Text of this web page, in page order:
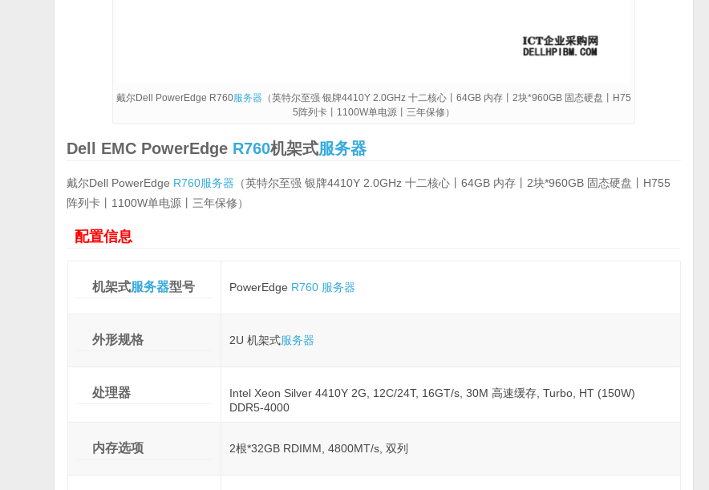
戴尔Dell PowerEdge R760服务器 （英特尔至强 银牌4410Y 2.0GHz 十二核心丨64GB 内存丨2块*960GB 固态硬盘丨H75
5阵列卡丨1100W单电源丨三年保修）
Dell EMC PowerEdge R760机架式服务器
戴尔Dell PowerEdge R760服务器 （英特尔至强 银牌4410Y 2.0GHz 十二核心丨64GB 内存丨2块*960GB 固态硬盘丨H755
阵列卡丨1100W单电源丨三年保修）
配置信息
机架式服务器型号 PowerEdge R760 服务器
外形规格 2U 机架式服务器
处理器
Intel Xeon Silver 4410Y 2G, 12C/24T, 16GT/s, 30M 高速缓存, Turbo, HT (150W)
DDR5-4000
内存选项 2根*32GB RDIMM, 4800MT/s, 双列